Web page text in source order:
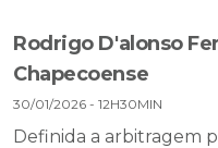
Rodrigo D'alonso
Chapecoense
30/01/2026 - 12H30MIN
Definida a arbitragem